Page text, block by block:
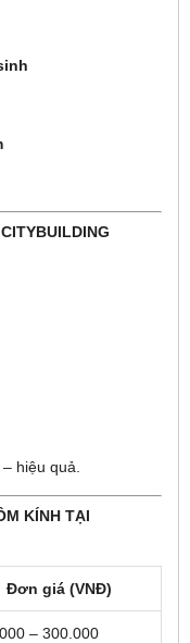
hiệu quả.
KÍNH TẠI
Đơn giá (VNĐ)
– 300.000